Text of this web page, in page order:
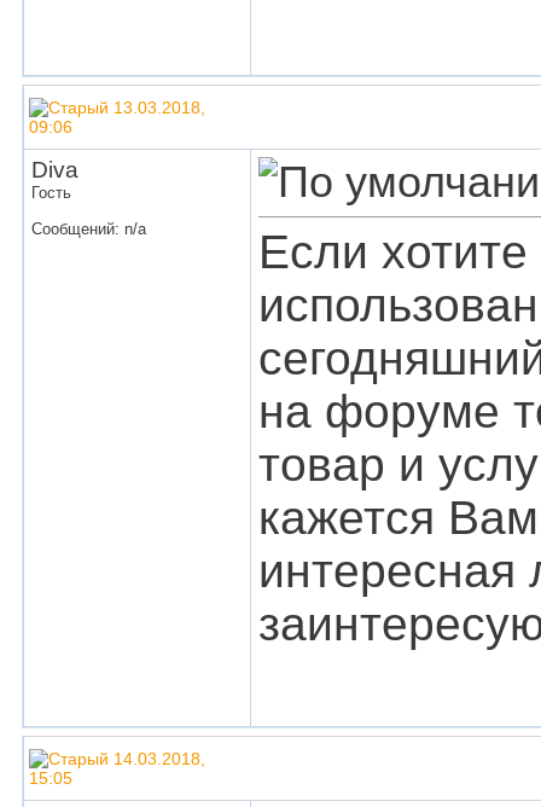
13.03.2018,
09:06
Diva
Гость
Сообщений: n/a
Если
на форуме
товар и
кажется
14.03.2018,
15:05